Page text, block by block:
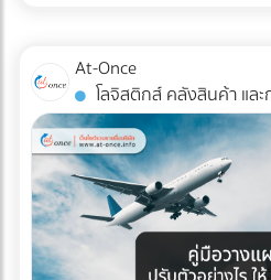
ป้องกันอุบัติเหตุ เหมาะกับใคร?: อ
คลังสินค้าที่ต้องการแยกประเภทรถบ
เด็ดขาด (เช่น รถเทรลเลอร์ส่งของ
ของออกทางด้านข้าง) เช็กลิสต์: เลื
โจทย์ที่สุด? หากคุณกำลังจะสร้างค
เดิม ลองใช้ 3 คำถามนี้เป็นตัวกร
เป็นแบบไหน? (หากมีประตูฝั่งเดียว
หน้า-หลัง = ทำตัว I ได้) คุณใช้รถ
และมีรถน้อย การใช้ผังตัว U จะช่ว
แต่ยังทำให้ข้อมูลวิ่งตรงเข้าสู่ระบบข
ไร้รอยต่อ 3. กระทบยอด
อย่างสม่ำเสมอ ข้อผิดพลาดสุดคล
เอกสาร" ไว้ทำทีเดียวตอนสิ้นปี ซึ่งใ
Payment ของคุณแทบจะแบบ
สิ้นปีถือว่าสายเกินไป วิธีแก้: ต้องท
ระหว่าง Statement ธนาคาร กับส
เดือน" รวมถึงต้องมีการนับสต็อกสิ
At-Once
โลจิสติกส์ คลังสินค้า แล